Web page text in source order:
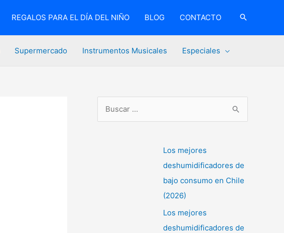
REGALOS PARA EL DÍA DEL NIÑO BLOG CONTACTO
Supermercado Instrumentos Musicales Especiales
Los mejores
deshumidificadores de
bajo consumo en Chile
(2026)
Los mejores
deshumidificadores de